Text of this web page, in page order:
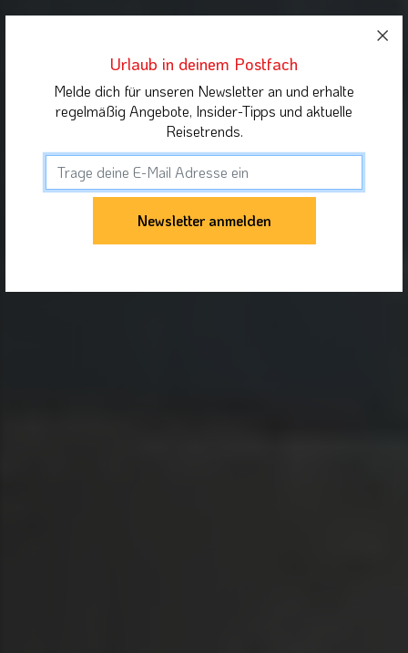
Urlaub in deinem Postfach
Melde dich für unseren Newsletter an und erhalte
regelmäßig Angebote, Insider-Tipps und aktuelle
Reisetrends.